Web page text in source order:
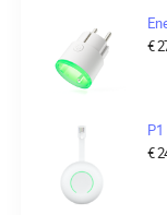
€
€